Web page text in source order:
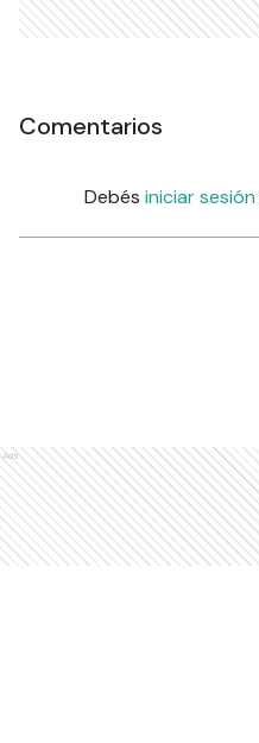
Comentarios
Debés iniciar sesión
Ads